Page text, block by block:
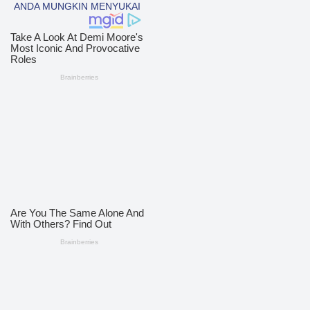
polres nias selatan 50